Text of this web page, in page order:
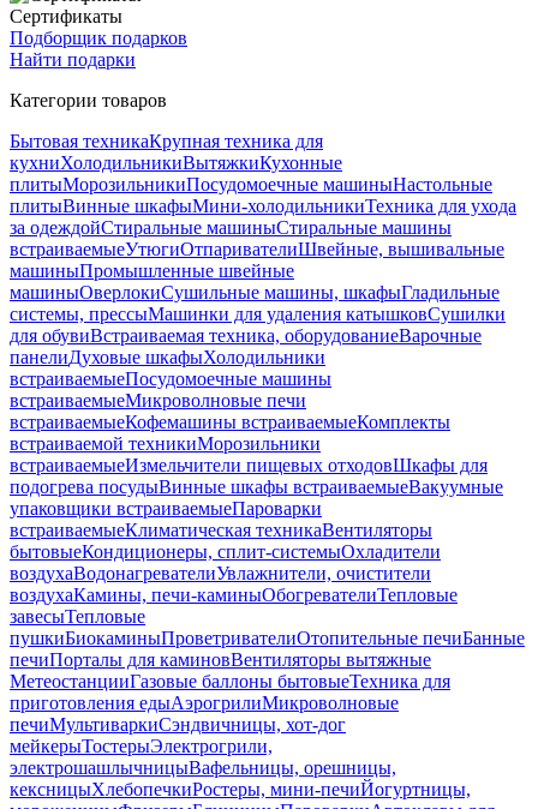
Сертификаты
Подборщик подарков
Найти подарки
Категории товаров
Бытовая техникаКрупная техника для
кухниХолодильникиВытяжкиКухонные
плитыМорозильникиПосудомоечные машиныНастольные
плитыВинные шкафыМини-холодильникиТехника для ухода
за одеждойСтиральные машиныСтиральные машины
встраиваемыеУтюгиОтпаривателиШвейные, вышивальные
машиныПромышленные швейные
машиныОверлокиСушильные машины, шкафыГладильные
системы, прессыМашинки для удаления катышковСушилки
для обувиВстраиваемая техника, оборудованиеВарочные
панелиДуховые шкафыХолодильники
встраиваемыеПосудомоечные машины
встраиваемыеМикроволновые печи
встраиваемыеКофемашины встраиваемыеКомплекты
встраиваемой техникиМорозильники
встраиваемыеИзмельчители пищевых отходовШкафы для
подогрева посудыВинные шкафы встраиваемыеВакуумные
упаковщики встраиваемыеПароварки
встраиваемыеКлиматическая техникаВентиляторы
бытовыеКондиционеры, сплит-системыОхладители
воздухаВодонагревателиУвлажнители, очистители
воздухаКамины, печи-каминыОбогревателиТепловые
завесыТепловые
пушкиБиокаминыПроветривателиОтопительные печиБанные
печиПорталы для каминовВентиляторы вытяжные
МетеостанцииГазовые баллоны бытовыеТехника для
приготовления едыАэрогрилиМикроволновые
печиМультиваркиСэндвичницы, хот-дог
мейкерыТостерыЭлектрогрили,
электрошашлычницыВафельницы, орешницы,
кексницыХлебопечкиРостеры, мини-печиЙогуртницы,